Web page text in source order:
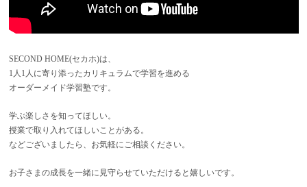
SECOND HOME(セカホ)は、
1人1人に寄り添ったカリキュラムで学習を進める
オーダーメイド学習塾です。
学ぶ楽しさを知ってほしい。
授業で取り入れてほしいことがある。
などございましたら、お気軽にご相談ください。
お子さまの成長を一緒に見守らせていただけると嬉しいです。